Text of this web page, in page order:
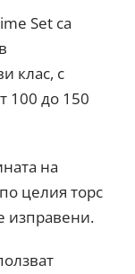
Set са
клас, с
100 до 150
на
целия торс
изправени.